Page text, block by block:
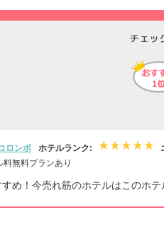
チェッ
ロンボ ホテルランク:
料無料プランあり
め！今売れ筋のホテルはこのホテ